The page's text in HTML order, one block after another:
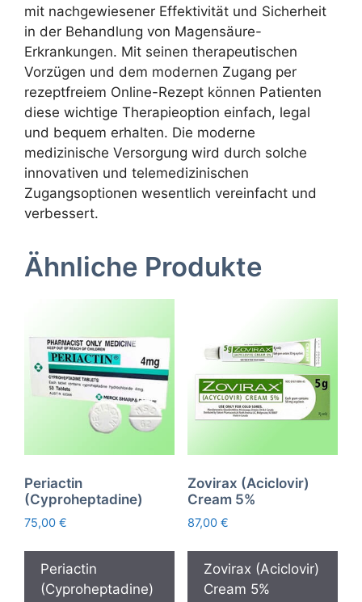
mit nachgewiesener Effektivität und Sicherheit
in der Behandlung von Magensäure-
Erkrankungen. Mit seinen therapeutischen
Vorzügen und dem modernen Zugang per
rezeptfreiem Online-Rezept können Patienten
diese wichtige Therapieoption einfach, legal
und bequem erhalten. Die moderne
medizinische Versorgung wird durch solche
innovativen und telemedizinischen
Zugangsoptionen wesentlich vereinfacht und
verbessert.
Ähnliche Produkte
Periactin
(Cyproheptadine)
75,00 €
Periactin
(Cyproheptadine)
Zovirax (Aciclovir)
Cream 5%
87,00 €
Zovirax (Aciclovir)
Cream 5%